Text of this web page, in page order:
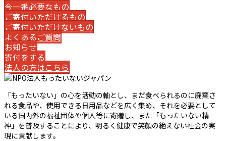
今一番必要なもの
ご寄付いただけるもの
ご寄付いただけないもの
よくあるご質問
お知らせ
寄付をする
法人の方はこちら
「もったいない」の心を活動の軸とし、まだ食べられるのに廃棄さ
れる食品や、使用できる日用品などを広く集め、それを必要として
いる国内外の福祉団体や個人等に寄贈し、また「もったいない精
神」を普及することにより、明るく健康で笑顔の絶えない社会の実
現に貢献します。